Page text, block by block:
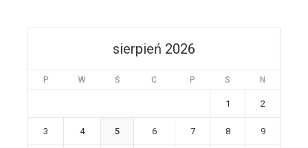
sierpień 2026
P W Ś C P S N
1 2
3 4 5 6 7 8 9